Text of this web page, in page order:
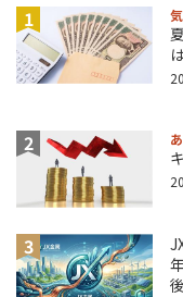
1
2
3